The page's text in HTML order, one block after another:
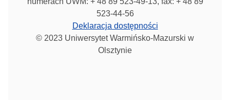
523-44-56
Deklaracja dostępności
© 2023 Uniwersytet Warmińsko-Mazurski w
Olsztynie